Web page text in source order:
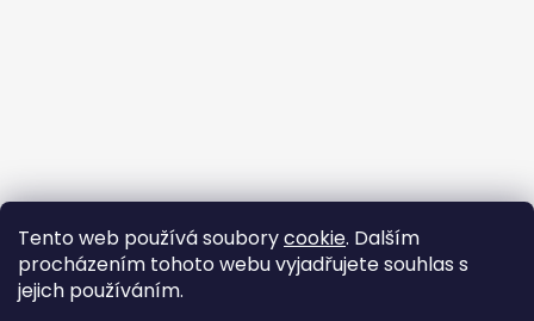
Tento web používá souborycookie. Dalším
procházením tohoto webu vyjadřujete souhlas s
jejich používáním.